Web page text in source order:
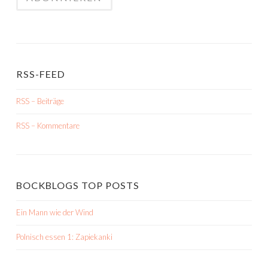
RSS-FEED
RSS – Beiträge
RSS – Kommentare
BOCKBLOGS TOP POSTS
Ein Mann wie der Wind
Polnisch essen 1: Zapiekanki